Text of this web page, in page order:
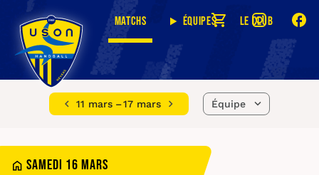
Matchs Équipes Le club
11 mars – 17 mars Équipe
Samedi 16 mars